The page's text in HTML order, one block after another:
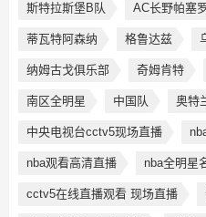
斯特拉斯堡B队 AC长野帕塞
蒂瓦特阿森纳 格鲁达兹
纳姆古戈俱乐部 奇姆肯特
南区全明星 中国队 奥特
中央电视台cctv5现场直播
nba观看高清直播 nba全明星
cctv5在线直播观看 现场直播